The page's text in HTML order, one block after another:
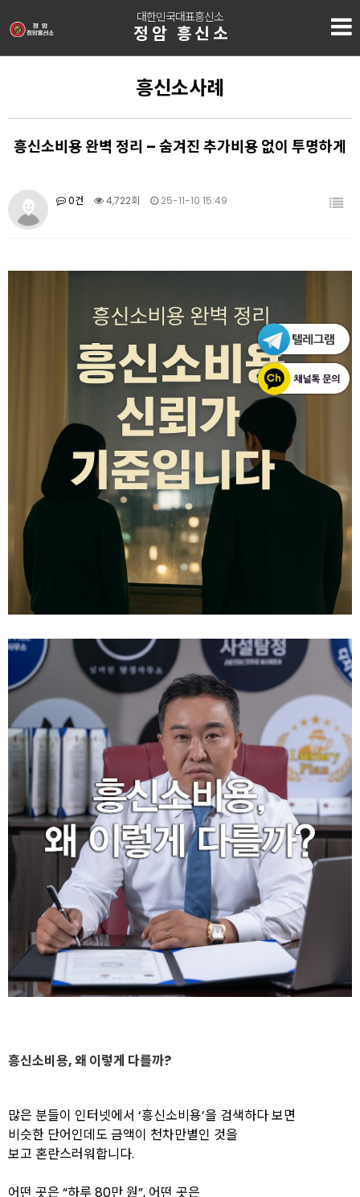
대한민국대표흥신소
정암 흥신소
흥신소사례
흥신소비용 완벽 정리 – 숨겨진 추가비용 없이 투명하게
0건 4,722회 25-11-10 15:49
흥신소비용, 왜 이렇게 다를까?
많은 분들이 인터넷에서 ‘흥신소비용’을 검색하다 보면
비슷한 단어인데도 금액이 천차만별인 것을
보고 혼란스러워합니다.
어떤 곳은 “하루 80만 원”, 어떤 곳은